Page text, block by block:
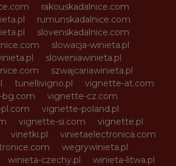
rakouskadalnice.com
rumunskadalnice.com
slovenskadalnice.com
slowacja-winieta.pl
sloweniawinieta.pl
szwajcariawinieta.pl
tunellivigno.pl
vignette-at.com
vignette-cz.com
vignette-poland.pl
vignette-si.com
vignette.pl
vinetki.pl
vinietaelectronica.com
wegrywinieta.pl
winieta-czechy.pl
winieta-litwa.pl